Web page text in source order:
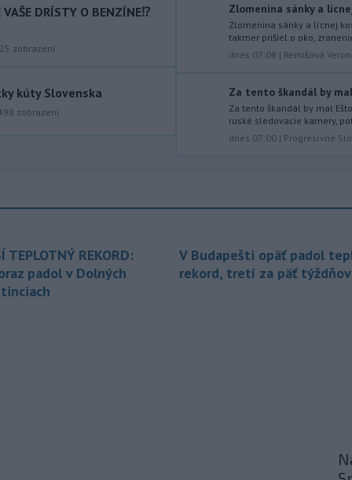
bratislavskej rafinérii Slovnaft je
Príčina jeho vzniku
bude predmetom vyšetrovania. Pre
TASR to potvrdil hovorca rafinérie
Ministerstvo kultúry (MK) SR
upraví verziu opatrenia o
podrobnostiach poskytovania dotácií v
nebezpečenstvo.
Jedným zo zdravotných rizík
DRÍSTY O BENZÍNE⁉️
zobrazení
kúty Slovenska
zobrazení
Zlomenina sánky a
Zlomenina sánky a lícnej
takmer prišiel o oko,
dnes 07:08 | Remišová
Za tento škandál by
Za tento škandál by mal
ruské sledovacie kamery,
dnes 07:00 | Progresívne
TEPLOTNÝ REKORD:
padol v Dolných
V Budapešti opäť padol
rekord, tretí za päť týždňov